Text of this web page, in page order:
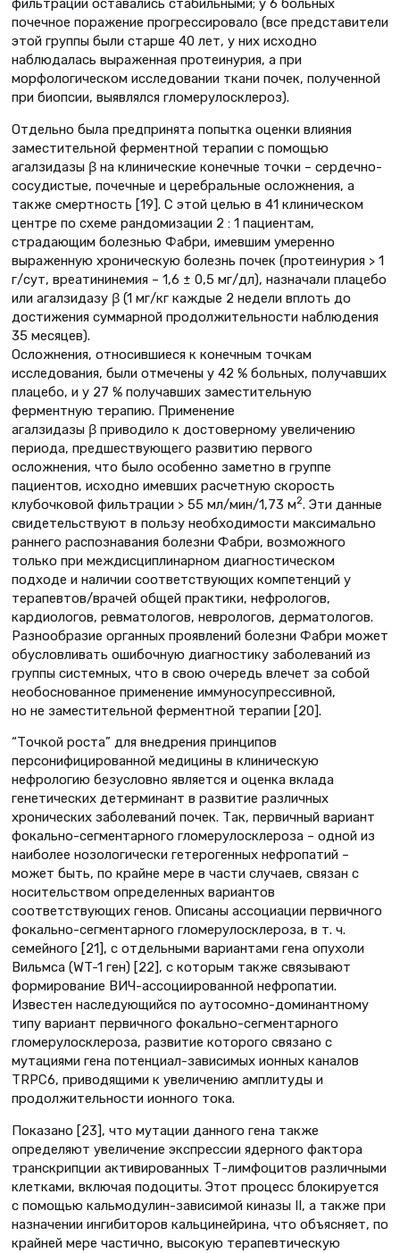
фильтрации оставались стабильными; у 6 больных
почечное поражение прогрессировало (все представители
этой группы были старше 40 лет, у них исходно
наблюдалась выраженная протеинурия, а при
морфологическом исследовании ткани почек, полученной
при биопсии, выявлялся гломерулосклероз).
Отдельно была предпринята попытка оценки влияния
заместительной ферментной терапии с помощью
агалзидазы β на клинические конечные точки – сердечно-
сосудистые, почечные и церебральные осложнения, а
также смертность [19]. С этой целью в 41 клиническом
центре по схеме рандомизации 2 : 1 пациентам,
страдающим болезнью Фабри, имевшим умеренно
выраженную хроническую болезнь почек (протеинурия > 1
г/сут, вреатининемия – 1,6 ± 0,5 мг/дл), назначали плацебо
или агалзидазу β (1 мг/кг каждые 2 недели вплоть до
достижения суммарной продолжительности наблюдения
35 месяцев).
Осложнения, относившиеся к конечным точкам
исследования, были отмечены у 42 % больных, получавших
плацебо, и у 27 % получавших заместительную
ферментную терапию. Применение
агалзидазы β приводило к достоверному увеличению
периода, предшествующего развитию первого
осложнения, что было особенно заметно в группе
пациентов, исходно имевших расчетную скорость
клубочковой фильтрации > 55 мл/мин/1,73 м2. Эти данные
свидетельствуют в пользу необходимости максимально
раннего распознавания болезни Фабри, возможного
только при междисциплинарном диагностическом
подходе и наличии соответствующих компетенций у
терапевтов/врачей общей практики, нефрологов,
кардиологов, ревматологов, неврологов, дерматологов.
Разнообразие органных проявлений болезни Фабри может
обусловливать ошибочную диагностику заболеваний из
группы системных, что в свою очередь влечет за собой
необоснованное применение иммуносупрессивной,
но не заместительной ферментной терапии [20].
“Точкой роста” для внедрения принципов
персонифицированной медицины в клиническую
нефрологию безусловно является и оценка вклада
генетических детерминант в развитие различных
хронических заболеваний почек. Так, первичный вариант
фокально-сегментарного гломерулосклероза – одной из
наиболее нозологически гетерогенных нефропатий –
может быть, по крайне мере в части случаев, связан с
носительством определенных вариантов
соответствующих генов. Описаны ассоциации первичного
фокально-сегментарного гломерулосклероза, в т. ч.
семейного [21], c отдельными вариантами гена опухоли
Вильмса (WT-1 ген) [22], с которым также связывают
формирование ВИЧ-ассоциированной нефропатии.
Известен наследующийся по аутосомно-доминантному
типу вариант первичного фокально-сегментарного
гломерулосклероза, развитие которого связано с
мутациями гена потенциал-зависимых ионных каналов
TRPC6, приводящими к увеличению амплитуды и
продолжительности ионного тока.
Показано [23], что мутации данного гена также
определяют увеличение экспрессии ядерного фактора
транскрипции активированных Т-лимфоцитов различными
клетками, включая подоциты. Этот процесс блокируется
с помощью кальмодулин-зависимой киназы II, а также при
назначении ингибиторов кальцинейрина, что объясняет, по
крайней мере частично, высокую терапевтическую